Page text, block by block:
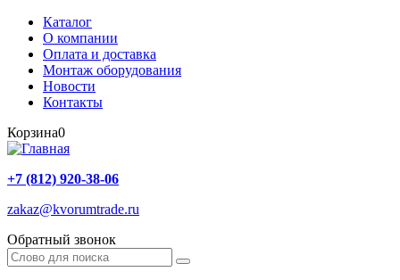
Каталог
О компании
Оплата и доставка
Монтаж оборудования
Новости
Контакты
Корзина0
+7 (812) 920-38-06
zakaz@kvorumtrade.ru
Обратный звонок